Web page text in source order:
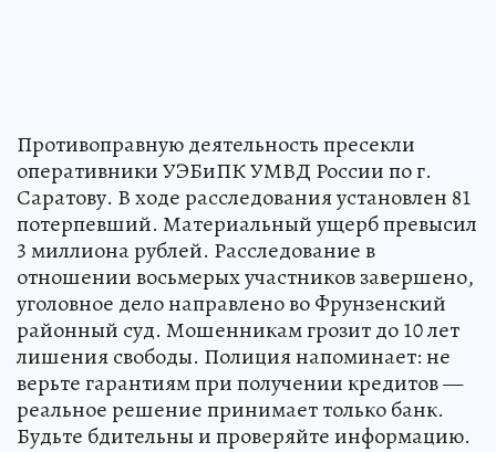
Противоправную деятельность пресекли
оперативники УЭБиПК УМВД России по г.
Саратову. В ходе расследования установлен 81
потерпевший. Материальный ущерб превысил
3 миллиона рублей. Расследование в
отношении восьмерых участников завершено,
уголовное дело направлено во Фрунзенский
районный суд. Мошенникам грозит до 10 лет
лишения свободы. Полиция напоминает: не
верьте гарантиям при получении кредитов —
реальное решение принимает только банк.
Будьте бдительны и проверяйте информацию.